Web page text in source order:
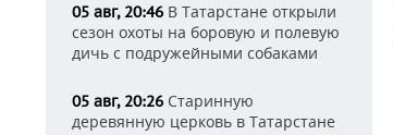
05 авг, 20:46 В Татарстане открыли
сезон охоты на боровую и полевую
дичь с подружейными собаками
05 авг, 20:26 Старинную
деревянную церковь в Татарстане